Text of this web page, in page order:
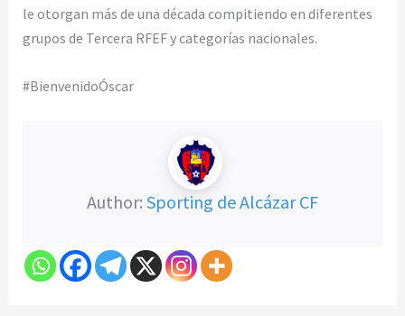
le otorgan más de una década compitiendo en diferentes
grupos de Tercera RFEF y categorías nacionales.
#BienvenidoÓscar
Author: Sporting de Alcázar CF